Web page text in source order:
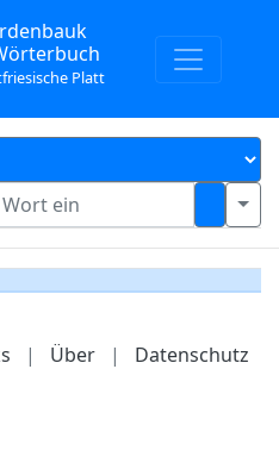
Platt
| Über | Datenschutz